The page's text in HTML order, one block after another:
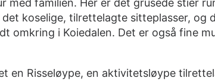
med familien. Her er det grusede stier
koselige, tilrettelagte sitteplasser, og
omkring i Koiedalen. Det er også fine
en Risseløype, en aktivitetsløype